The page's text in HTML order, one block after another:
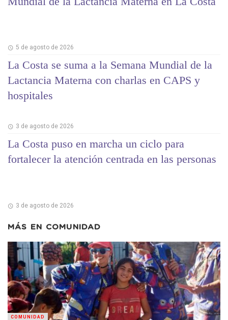
5 de agosto de 2026
La Costa se suma a la Semana Mundial de la
Lactancia Materna con charlas en CAPS y
hospitales
3 de agosto de 2026
La Costa puso en marcha un ciclo para
fortalecer la atención centrada en las personas
3 de agosto de 2026
MÁS EN COMUNIDAD
COMUNIDAD